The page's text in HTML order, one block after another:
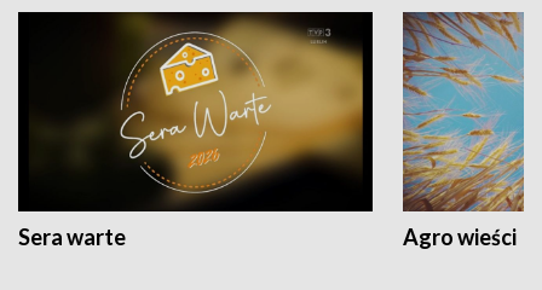
Sera warte Agro wieści